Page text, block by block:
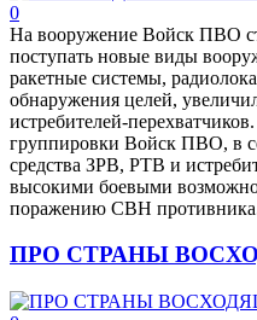
0
На вооружение Войск ПВО
поступать новые виды
ракетные системы,
обнаружения целей,
истребителей-
группировки Войск ПВО, в
средства ЗРВ, РТВ и
высокими боевыми
поражению СВН
ПРО СТРАНЫ